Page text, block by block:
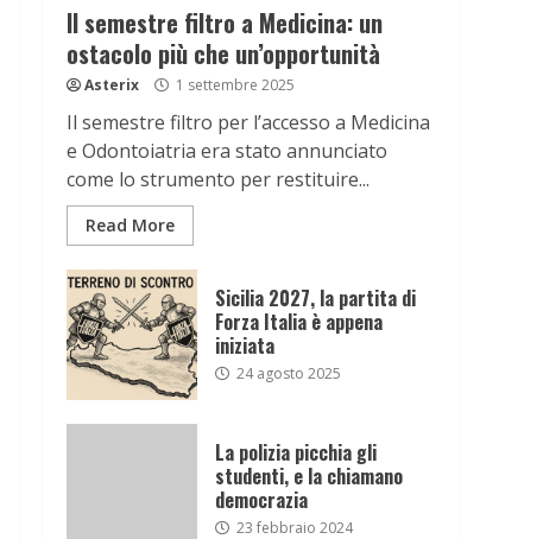
Il semestre filtro a Medicina: un
ostacolo più che un’opportunità
Asterix 1 settembre 2025
Il semestre filtro per l’accesso a Medicina
e Odontoiatria era stato annunciato
come lo strumento per restituire...
Read More
Sicilia 2027, la partita di
Forza Italia è appena
iniziata
24 agosto 2025
La polizia picchia gli
studenti, e la chiamano
democrazia
23 febbraio 2024